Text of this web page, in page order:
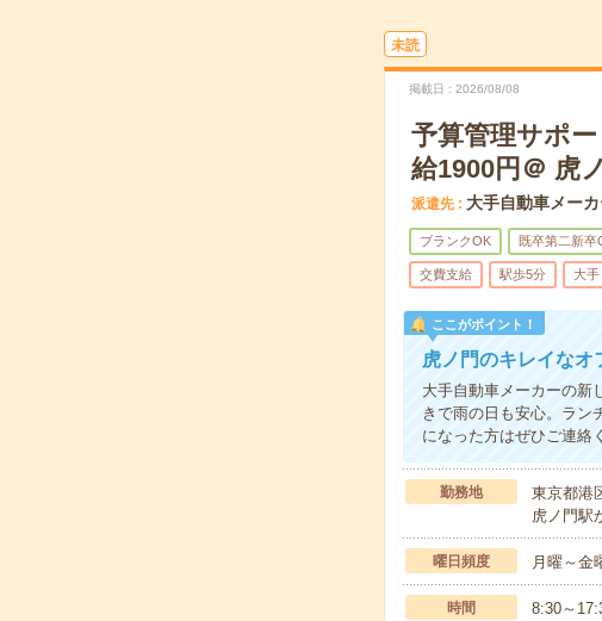
未読
掲載日 2026/08/08
予算管理サポ
給1900円＠ 虎
派遣先 大手自動車メー
ブランクOK 既卒第二新卒
交費支給 駅歩5分 大手
ここがポイント！
虎ノ門のキレイな
大手自動車メーカーの新
きで雨の日も安心。ラン
になった方はぜひご連絡
勤務地
東京都港
虎ノ門駅
曜日頻度 月曜～金
時間
8:30～